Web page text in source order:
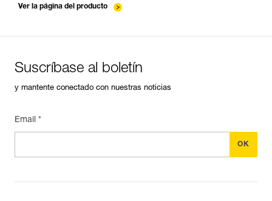
Ver la página del producto
Suscríbase al boletín
y mantente conectado con nuestras noticias
Email *